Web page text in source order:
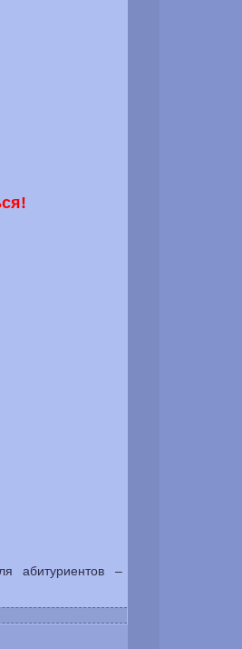
абитуриентов –